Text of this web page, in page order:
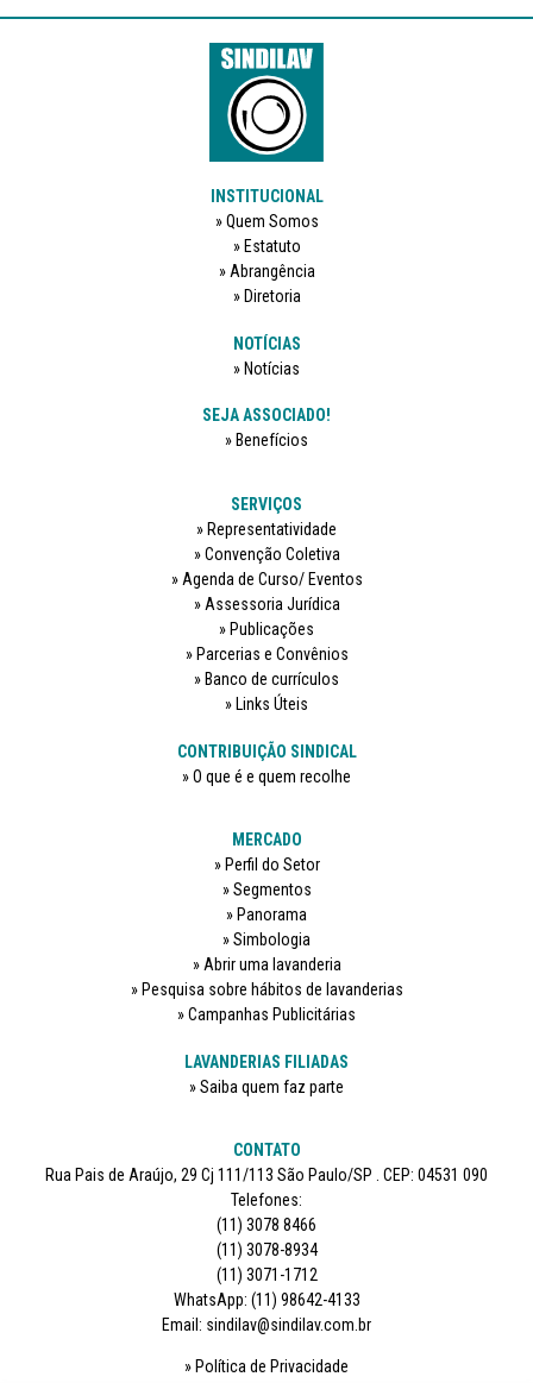
INSTITUCIONAL
Quem Somos
Estatuto
Abrangência
Diretoria
NOTÍCIAS
Notícias
SEJA ASSOCIADO!
Benefícios
SERVIÇOS
Representatividade
Convenção Coletiva
Agenda de Curso/ Eventos
Assessoria Jurídica
Publicações
Parcerias e Convênios
Banco de currículos
Links Úteis
CONTRIBUIÇÃO SINDICAL
O que é e quem recolhe
MERCADO
Perfil do Setor
Segmentos
Panorama
Simbologia
Abrir uma lavanderia
Pesquisa sobre hábitos de lavanderias
Campanhas Publicitárias
LAVANDERIAS FILIADAS
Saiba quem faz parte
CONTATO
Rua Pais de Araújo, 29 Cj 111/113 São Paulo/SP . CEP: 04531 090
Telefones:
(11) 3078 8466
(11) 3078-8934
(11) 3071-1712
WhatsApp: (11) 98642-4133
Email: sindilav@sindilav.com.br
Política de Privacidade